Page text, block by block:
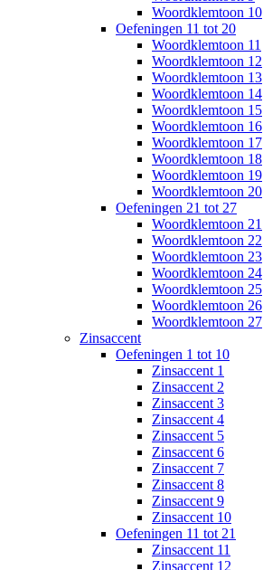
Woordklemtoon 10
Oefeningen 11 tot 20
Woordklemtoon 11
Woordklemtoon 12
Woordklemtoon 13
Woordklemtoon 14
Woordklemtoon 15
Woordklemtoon 16
Woordklemtoon 17
Woordklemtoon 18
Woordklemtoon 19
Woordklemtoon 20
Oefeningen 21 tot 27
Woordklemtoon 21
Woordklemtoon 22
Woordklemtoon 23
Woordklemtoon 24
Woordklemtoon 25
Woordklemtoon 26
Woordklemtoon 27
Zinsaccent
Oefeningen 1 tot 10
Zinsaccent 1
Zinsaccent 2
Zinsaccent 3
Zinsaccent 4
Zinsaccent 5
Zinsaccent 6
Zinsaccent 7
Zinsaccent 8
Zinsaccent 9
Zinsaccent 10
Oefeningen 11 tot 21
Zinsaccent 11
Zinsaccent 12